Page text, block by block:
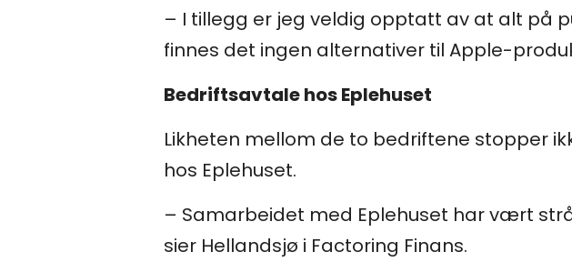
– I tillegg er jeg veldig opptatt av at alt på
finnes det ingen alternativer til Apple-
Bedriftsavtale hos Eplehuset
Likheten mellom de to bedriftene stopper
hos Eplehuset.
– Samarbeidet med Eplehuset har vært
sier Hellandsjø i Factoring Finans.